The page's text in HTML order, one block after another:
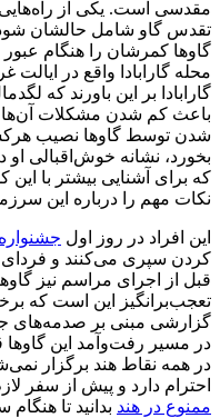
مقدسی است. یکی از
تقدس گاو شامل حالشان
گاوها کمرشان را هنگام
محله گارابادا واقع در
گارابادا بر این باورند که
باعث کم شدن مشکلات آن‌ها
شدن توسط گاوها نصیب
بخورد، نشانه خوش‌اقبالی
که برای آشنایی بیشتر با این
نکات مهم را درباره این
این افراد در روز اول
کردن سپری می‌کنند و فردای
قبل از اجرای مراسم نیز
تعجب‌برانگیز این است که
گزارشی مبنی بر صدمه‌های
در مسیر رفت‌وآمد این گاوها
در همه نقاط هند برگزار
احترام دارد و پیش از سفر
ممنوع در هند بدانید تا